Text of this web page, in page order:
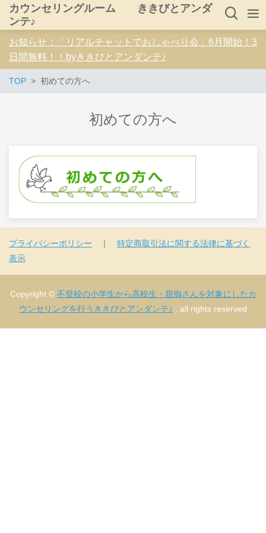
カウンセリングルーム ききびとアンダ
ンテ♪
お知らせ：「リアルチャットでおしゃべり会」6月開始！3
日間無料！！byききびとアンダンテ♪
TOP 初めての方へ
初めての方へ
プライバシーポリシー ｜ 特定商取引法に関する法律に基づく
表示
Copyright © 不登校の小学生から高校生・親御さんを対象にしたカ
ウンセリングを行うききびとアンダンテ♪ , all rights reserved